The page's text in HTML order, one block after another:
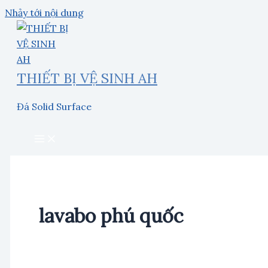
Nhảy tới nội dung
THIẾT BỊ VỆ SINH AH
Đá Solid Surface
lavabo phú quốc